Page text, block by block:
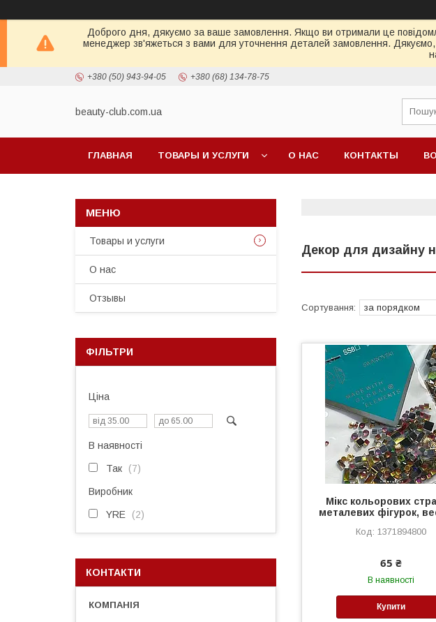
Доброго дня, дякуємо за ваше замовлення. Якщо ви отримали це
менеджер зв'яжеться з вами для уточнення деталей замовлення.
+380 (50) 943-94-05 +380 (68) 134-78-75
beauty-club.com.ua
ГЛАВНАЯ ТОВАРЫ И УСЛУГИ О НАС КОНТАКТЫ
Декор для дизайну
Мікс кольорових
металевих фігурок,
1371894800
65 ₴
В наявності
Купити
Товары и услуги
О нас
Отзывы
ФІЛЬТРИ
Ціна
В наявності
Так 7
Виробник
YRE 2
КОНТАКТИ